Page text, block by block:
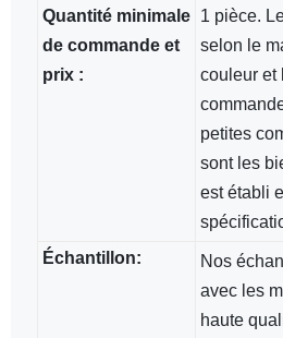
Quantité minimale
de commande et
prix :
1 pièce.
selon le
couleur et
petites
sont les
est établi
Échantillon:
Nos
avec les
haute